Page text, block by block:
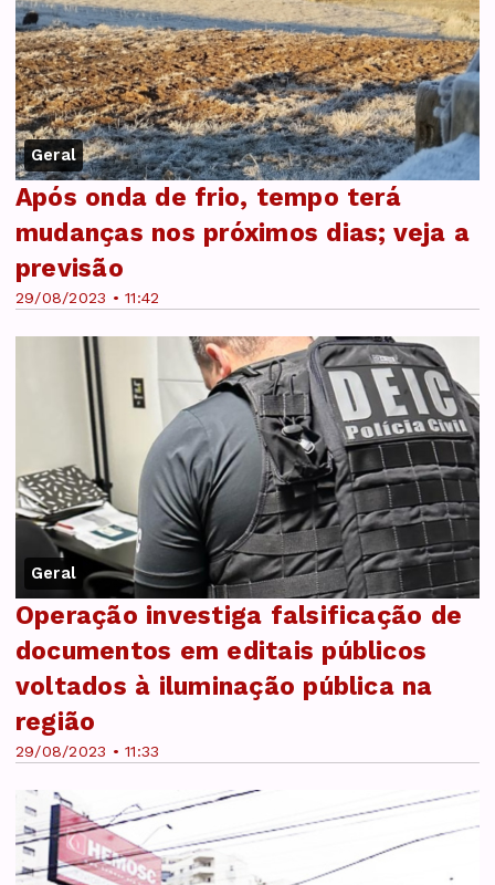
Geral
29/08/2023 • 11:42
Após onda de frio, tempo terá
mudanças nos próximos dias; veja a
previsão
Geral
29/08/2023 • 11:33
Operação investiga falsificação de
documentos em editais públicos
voltados à iluminação pública na
região